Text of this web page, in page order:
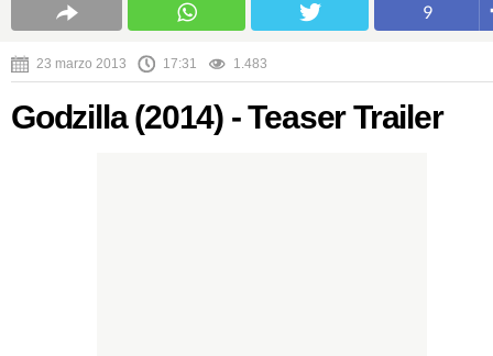
9
23 marzo 2013 17:31 1.483
Godzilla (2014) - Teaser Trailer